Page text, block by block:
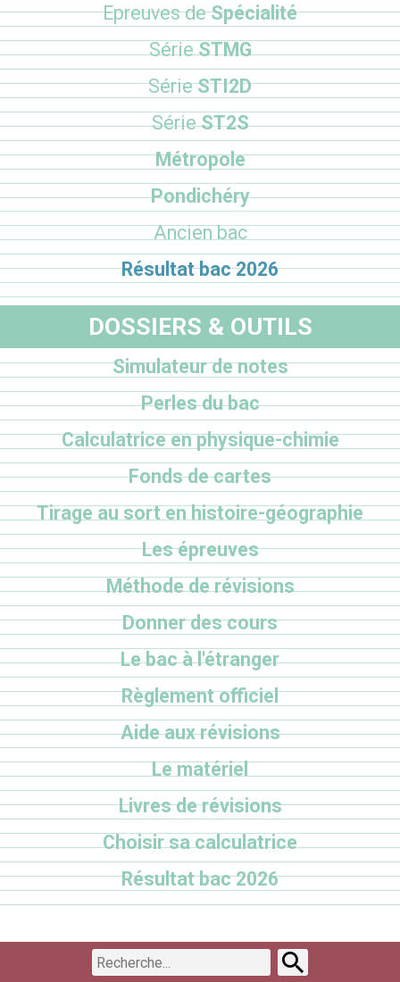
Epreuves deSpécialité
SérieSTMG
SérieSTI2D
SérieST2S
Métropole
Pondichéry
Ancien bac
Résultat bac 2026
DOSSIERS & OUTILS
Simulateur de notes
Perles du bac
Calculatrice en physique-chimie
Fonds de cartes
Tirage au sort en histoire-géographie
Les épreuves
Méthode de révisions
Donner des cours
Le bac à l'étranger
Règlement officiel
Aide aux révisions
Le matériel
Livres de révisions
Choisir sa calculatrice
Résultat bac 2026